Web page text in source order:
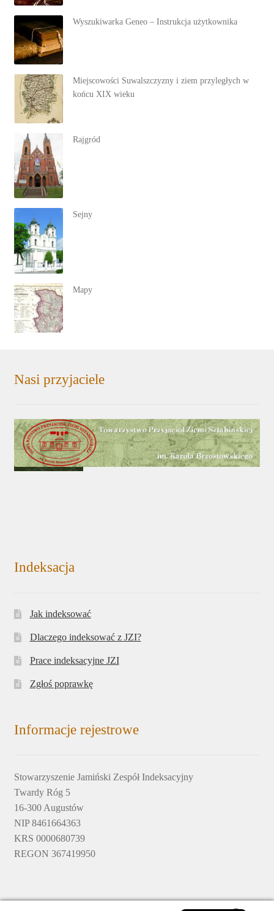
Wyszukiwarka Geneo – Instrukcja użytkownika
Miejscowości Suwalszczyzny i ziem przyległych w
końcu XIX wieku
Rajgród
Sejny
Mapy
Nasi przyjaciele
Indeksacja
Jak indeksować
Dlaczego indeksować z JZI?
Prace indeksacyjne JZI
Zgłoś poprawkę
Informacje rejestrowe
Stowarzyszenie Jamiński Zespół Indeksacyjny
Twardy Róg 5
16-300 Augustów
NIP 8461664363
KRS 0000680739
REGON 367419950